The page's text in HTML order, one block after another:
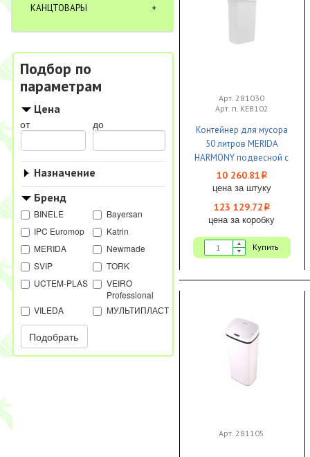
КАНЦТОВАРЫ
Подбор по
параметрам
Цена
от до
Назначение
Бренд
BINELE
Bayersan
IPC Euromop
Katrin
MERIDA
Newmade
SVIP
TORK
UCTEM-PLAS
VEIRO
Professional
VILEDA
МУЛЬТИПЛАСТ
Подобрать
Арт. 281030
Арт. п. KEB102
Контейнер для мусора
50 литров MERIDA
HARMONY подвесной с
конусным отверстием
пластик белый 1/1
10 260.81 i
цена за штуку
123 129.72 i
цена за коробку
Купить
Арт. 281105